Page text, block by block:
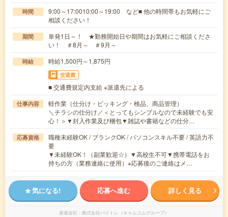
時間
9:00～17:0010:00～19:00 など■ 他の時間帯もお気軽にご
相談ください！
期間
単発1日～！ ★勤務開始日や期間はお気軽にご相談くださ
い！ ＃8月～ ＃9月～
時給 時給1,500円～1,875円
交通費
■ 交通費規定内支給 ※派遣先による
仕事内容
軽作業（仕分け・ピッキング・検品、商品管理）
＼チラシの仕分け／＜とってもシンプルなので未経験でも安
心！＞▼封入作業及び梱包▼雑誌や書籍などの仕分…
応募資格
職種未経験OK / ブランクOK / パソコンスキル不要 / 英語力不
要
▼未経験OK！（副業歓迎☆）▼高校生不可▼携帯電話をお
持ちの方（業務連絡に使用）※応募後のご連絡はメ…
気になる! 応募へ進む 詳しく見る
派遣会社 株式会社バイトレ（キャムコムグループ）